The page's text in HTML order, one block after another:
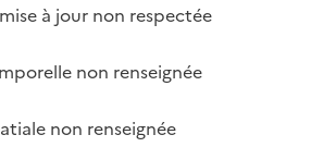
à jour non respectée
non renseignée
non renseignée